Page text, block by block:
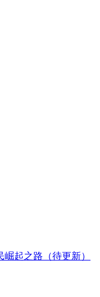
起之路（待更新）